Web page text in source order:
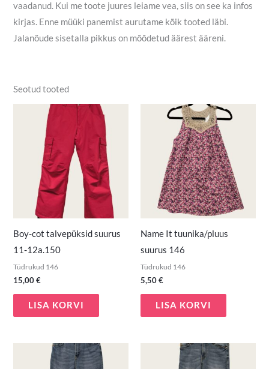
vaadanud. Kui me toote juures leiame vea, siis on see ka infos
kirjas. Enne müüki panemist aurutame kõik tooted läbi.
Jalanõude sisetalla pikkus on mõõdetud äärest ääreni.
Seotud tooted
Boy-cot talvepüksid suurus
11-12a.150
Tüdrukud 146
15,00€
LISA KORVI
Name It tuunika/pluus
suurus 146
Tüdrukud 146
5,50€
LISA KORVI